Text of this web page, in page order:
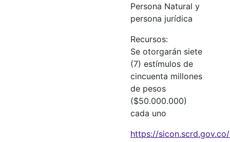
Persona Natural y
persona jurídica
Recursos:
Se otorgarán siete
(7) estímulos de
cincuenta millones
de pesos
($50.000.000)
cada uno
https://